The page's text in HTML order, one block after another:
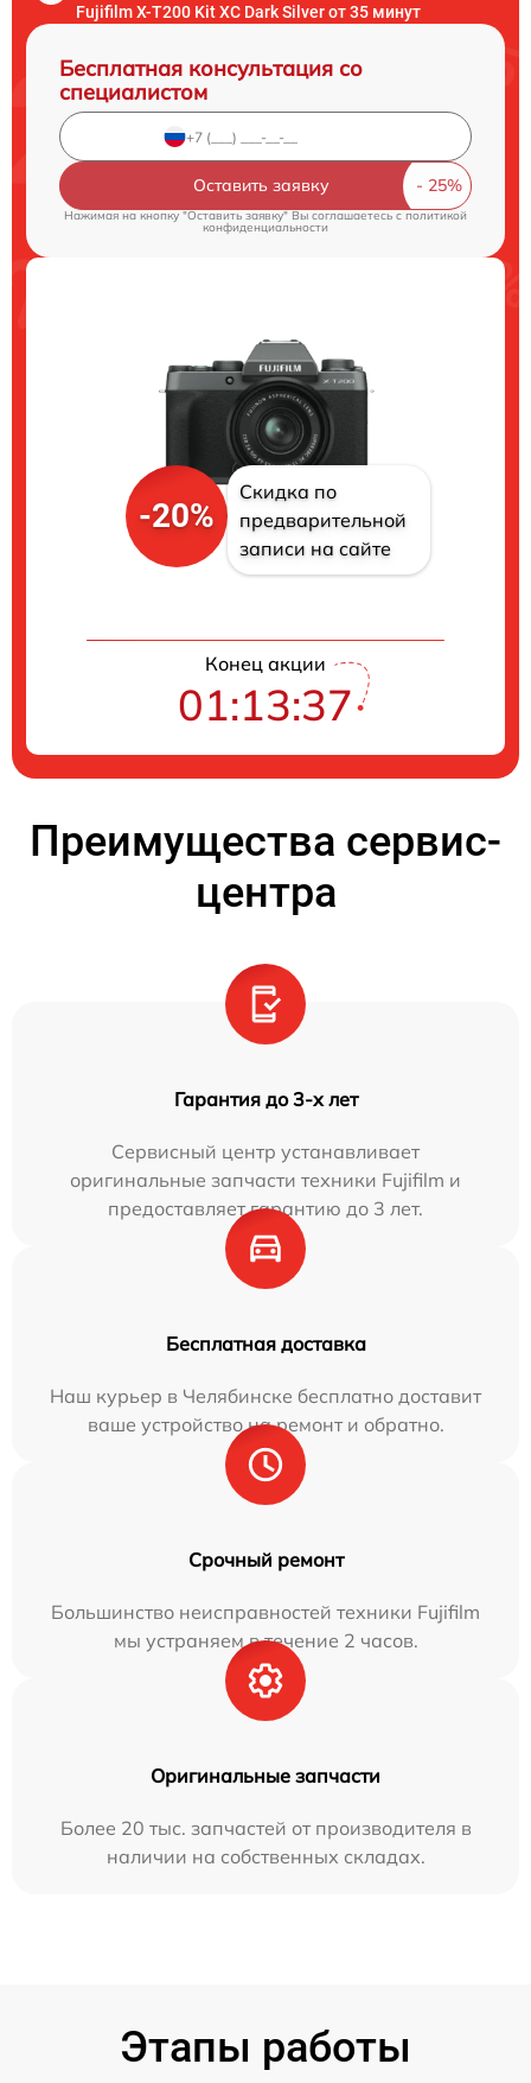
Fujifilm X-T200 Kit XC Dark Silver от 35 минут
Бесплатная консультация со
специалистом
Оставить заявку
Нажимая на кнопку "Оставить заявку" Вы соглашаетесь c политикой
конфиденциальности
-20%
Скидка по
предварительной
записи на сайте
Конец акции
01:13:37
Преимущества сервис-
центра
Гарантия до 3-х лет
Сервисный центр устанавливает
оригинальные запчасти техники Fujifilm и
предоставляет гарантию до 3 лет.
Бесплатная доставка
Наш курьер в Челябинске бесплатно доставит
ваше устройство на ремонт и обратно.
Срочный ремонт
Большинство неисправностей техники Fujifilm
мы устраняем в течение 2 часов.
Оригинальные запчасти
Более 20 тыс. запчастей от производителя в
наличии на собственных складах.
Этапы работы